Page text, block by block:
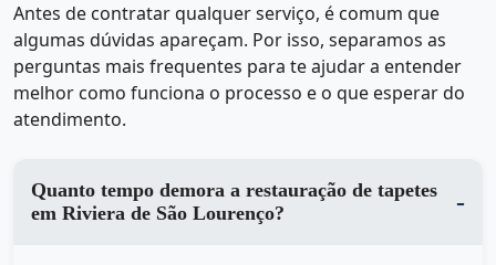
Antes de contratar qualquer serviço, é comum que
algumas dúvidas apareçam. Por isso, separamos as
perguntas mais frequentes para te ajudar a entender
melhor como funciona o processo e o que esperar do
atendimento.
Quanto tempo demora a restauração de tapetes
em Riviera de São Lourenço?